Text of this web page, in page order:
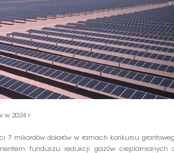
Polski
w 2024 r.
7 miliardów dolarów w ramach konkursu
funduszu redukcji gazów cieplarnianych